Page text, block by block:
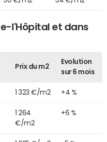
l'Hôpital et dans
Prix du m2
Evolution
sur 6 mois
1 323 €/m2 +4 %
1 264
€/m2
+6 %